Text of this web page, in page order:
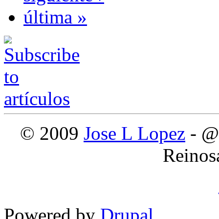
última »
© 2009 Jose L Lopez -